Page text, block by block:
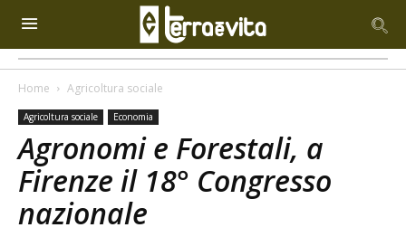
Home Agricoltura sociale
Agricoltura sociale Economia
Agronomi e Forestali, a
Firenze il 18° Congresso
nazionale